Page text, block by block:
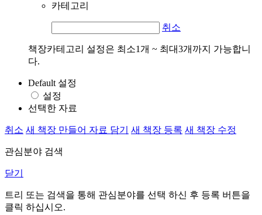
카테고리
취소
책장카테고리 설정은 최소1개 ~ 최대3개까지 가능합니
다.
Default 설정
설정
선택한 자료
취소 새 책장 만들어 자료 담기 새 책장 등록 새 책장 수정
관심분야 검색
닫기
트리 또는 검색을 통해 관심분야를 선택 하신 후 등록 버튼을
클릭 하십시오.